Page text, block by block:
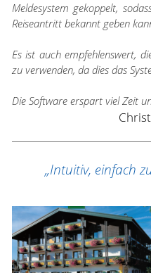
Meldesystem gekoppelt,
Reiseantritt bekannt geben
Es ist auch empfehlenswert,
zu verwenden, da dies das
Die Software erspart viel Zeit
„Intuitiv, einfach